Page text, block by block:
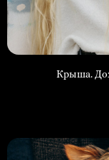
Крыша.